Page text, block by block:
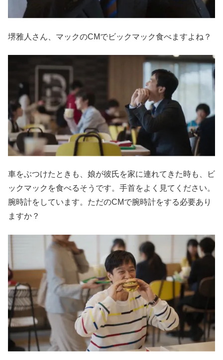
堺雅人さん、マックのCMでビックマック食べますよね？
車をぶつけたときも、娘が彼氏を家に連れてきた時も、ビ
ックマックを食べるそうです。手首をよく見てください。
腕時計をしています。ただのCMで腕時計をする必要あり
ますか？